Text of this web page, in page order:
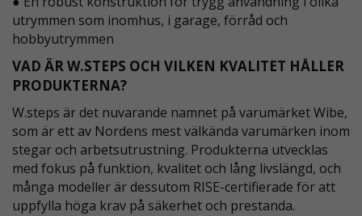
utrymmen som inomhus, i garage, förråd och
hobbyutrymmen
VAD ÄR W.STEPS OCH VILKEN KVALITET HÅLLER
PRODUKTERNA?
W.steps är det nuvarande namnet på varumärket Wibe,
som är ett av Nordens mest välkända varumärken inom
stegar och arbetsutrustning. Produkterna utvecklas
med fokus på funktion, kvalitet och lång livslängd, och
många modeller är dessutom RISE-certifierade för att
uppfylla höga krav på säkerhet och prestanda.